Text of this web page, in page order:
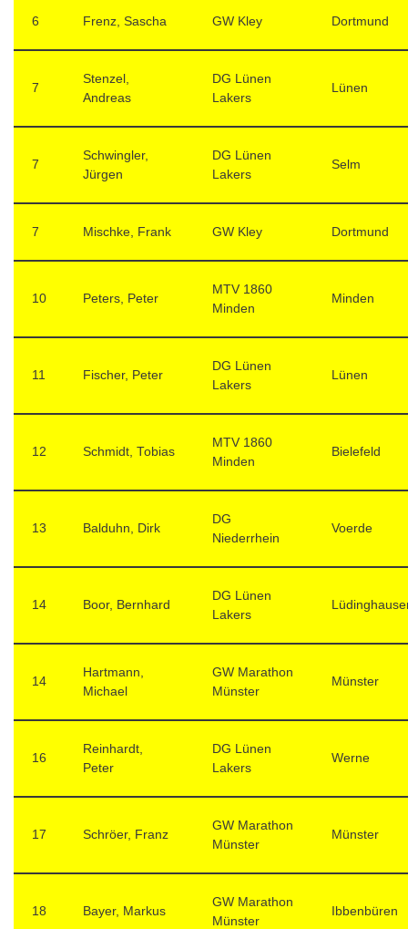
6 Frenz, Sascha GW Kley Dortmund
7
Stenzel,
Andreas
DG Lünen
Lakers
Lünen
7
Schwingler,
Jürgen
DG Lünen
Lakers
Selm
7 Mischke, Frank GW Kley Dortmund
10 Peters, Peter
MTV 1860
Minden
Minden
11 Fischer, Peter
DG Lünen
Lakers
Lünen
12 Schmidt, Tobias
MTV 1860
Minden
Bielefeld
13 Balduhn, Dirk
DG
Niederrhein
Voerde
14 Boor, Bernhard
DG Lünen
Lakers
14
Hartmann,
Michael
GW Marathon
Münster
Münster
16
Reinhardt,
Peter
DG Lünen
Lakers
Werne
17 Schröer, Franz
GW Marathon
Münster
Münster
18 Bayer, Markus
GW Marathon
Münster
Ibbenbüren